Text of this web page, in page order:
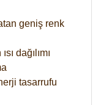
geniş renk
dağılımı
tasarrufu